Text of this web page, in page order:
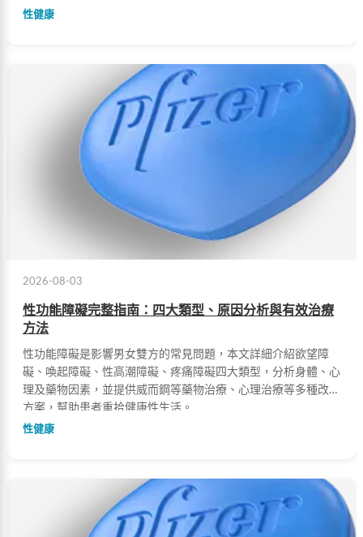
性健康
2026-08-03
性功能障礙完整指南：四大類型、原因分析與有效治療
方法
性功能障礙是影響男女雙方的常見問題，本文詳細介紹欲望障
礙、喚起障礙、性高潮障礙、疼痛障礙四大類型，分析身體、心
理及藥物因素，並提供威而鋼等藥物治療、心理治療等多種改善
方案，幫助患者重拾健康性生活。
性健康